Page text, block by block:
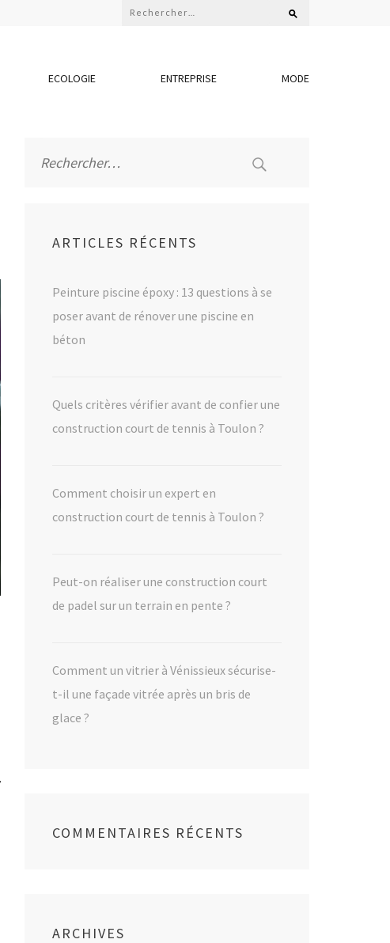
Rechercher :
ECOLOGIE ENTREPRISE MODE
ARTICLES RÉCENTS
Peinture piscine époxy : 13 questions à se
poser avant de rénover une piscine en
béton
Quels critères vérifier avant de confier une
construction court de tennis à Toulon ?
Comment choisir un expert en
construction court de tennis à Toulon ?
Peut-on réaliser une construction court
de padel sur un terrain en pente ?
Comment un vitrier à Vénissieux sécurise-
t-il une façade vitrée après un bris de
glace ?
COMMENTAIRES RÉCENTS
ARCHIVES